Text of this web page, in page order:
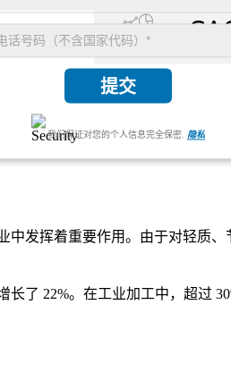
提交
我们保证对您的个人信息完全保密. 隐私
发挥着重要作用。由于对轻质
了 22%。在工业加工中，超过